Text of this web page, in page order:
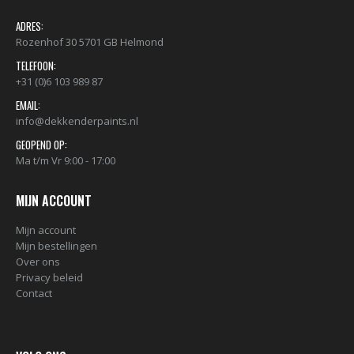
ADRES:
Rozenhof 30 5701 GB Helmond
TELEFOON:
+31 (0)6 103 989 87
EMAIL:
info@dekkenderpaints.nl
GEOPEND OP:
Ma t/m Vr 9:00 - 17:00
MIJN ACCOUNT
Mijn account
Mijn bestellingen
Over ons
Privacy beleid
Contact